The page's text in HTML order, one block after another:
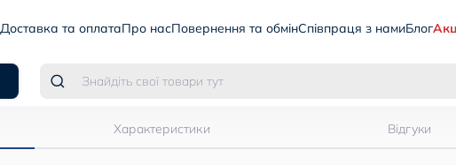
Доставка та оплатаПро насПовернення та обмінСпівпраця з намиБлог
Характеристики Відгуки